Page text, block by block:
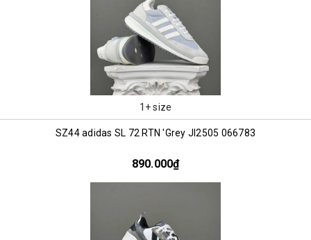
1+ size
SZ44 adidas SL 72 RTN 'Grey JI2505 066783
890.000₫